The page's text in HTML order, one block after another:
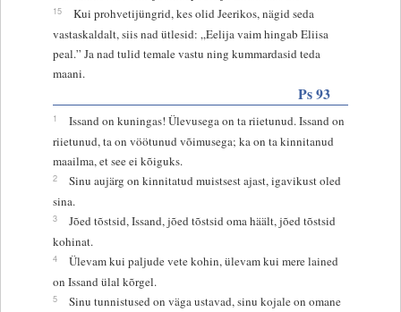
15
Kui prohvetijüngrid, kes olid Jeerikos, nägid seda
vastaskaldalt, siis nad ütlesid: „Eelija vaim hingab Eliisa
peal.” Ja nad tulid temale vastu ning kummardasid teda
maani.
Ps 93
1
Issand on kuningas! Ülevusega on ta riietunud. Issand on
riietunud, ta on vöötunud võimusega; ka on ta kinnitanud
maailma, et see ei kõiguks.
2
Sinu aujärg on kinnitatud muistsest ajast, igavikust oled
sina.
3
Jõed tõstsid, Issand, jõed tõstsid oma häält, jõed tõstsid
kohinat.
4
Ülevam kui paljude vete kohin, ülevam kui mere lained
on Issand ülal kõrgel.
5
Sinu tunnistused on väga ustavad, sinu kojale on omane